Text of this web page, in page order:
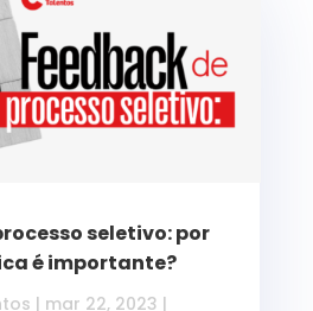
seletivo: por
é importante?
| mar 22, 2023 |